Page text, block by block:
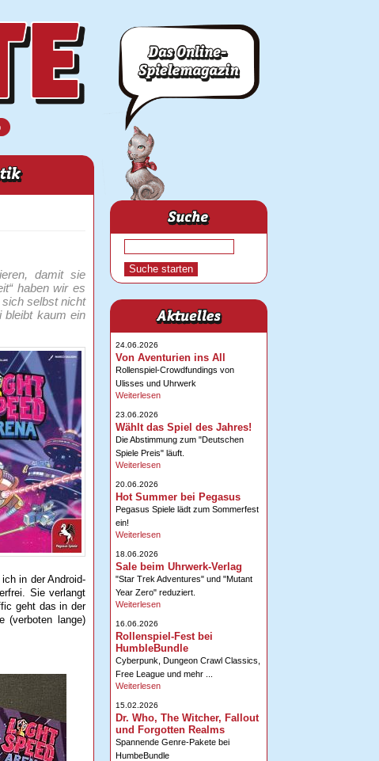
damit sie
haben wir es
sich selbst nicht
bleibt kaum ein
in der Android-
Sie verlangt
geht das in der
(verboten lange)
24.06.2026
Von Aventurien ins All
Rollenspiel-Crowdfundings von
Ulisses und Uhrwerk
Weiterlesen
23.06.2026
Wählt das Spiel des Jahres!
Die Abstimmung zum "Deutschen
Spiele Preis" läuft.
Weiterlesen
20.06.2026
Hot Summer bei Pegasus
Pegasus Spiele lädt zum Sommerfest
ein!
Weiterlesen
18.06.2026
Sale beim Uhrwerk-Verlag
"Star Trek Adventures" und "Mutant
Year Zero" reduziert.
Weiterlesen
16.06.2026
Rollenspiel-Fest bei
HumbleBundle
Cyberpunk, Dungeon Crawl Classics,
Free League und mehr ...
Weiterlesen
15.02.2026
Dr. Who, The Witcher, Fallout
und Forgotten Realms
Spannende Genre-Pakete bei
HumbeBundle